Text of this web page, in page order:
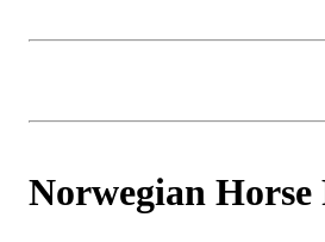
Norwegian Horse